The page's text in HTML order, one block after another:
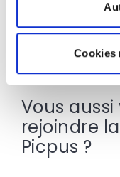
Cookies
Vous
rejoindre
Picpus ?